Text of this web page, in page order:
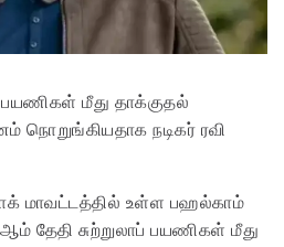
பயணிகள் மீது தாக்குதல்
நொறுங்கியதாக நடிகர் ரவி
மாவட்டத்தில் உள்ள பஹல்காம்
தேதி சுற்றுலாப் பயணிகள் மீது